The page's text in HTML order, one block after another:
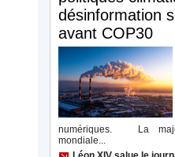
désinformation
avant COP30
numériques. La
mondiale...